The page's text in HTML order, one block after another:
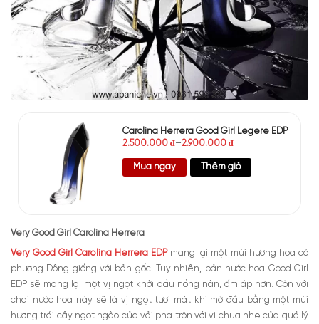
Carolina Herrera Good Girl Legere EDP
2.500.000₫–2.900.000₫
Mua ngay Thêm giỏ
Very Good Girl Carolina Herrera
Very Good Girl Carolina Herrera EDPmang lại một mùi hương hoa cỏ
phương Đông giống với bản gốc. Tuy nhiên, bản nước hoa Good Girl
EDP sẽ mang lại một vị ngọt khởi đầu nồng nàn, ấm áp hơn. Còn với
chai nước hoa này sẽ là vị ngọt tươi mát khi mở đầu bằng một mùi
hương trái cây ngọt ngào của vải pha trộn với vị chua nhẹ của quả lý